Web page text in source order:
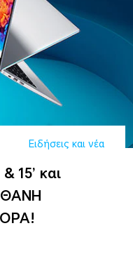
Ειδήσεις και νέα
15’ και